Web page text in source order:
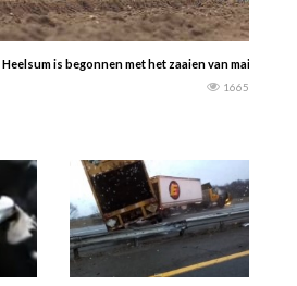
is begonnen met het zaaien van mais. Op
1665